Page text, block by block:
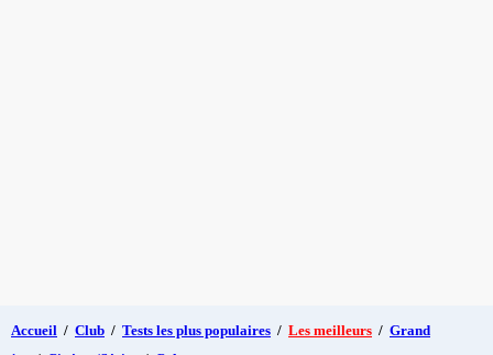
Accueil / Club / Tests les plus populaires / Les meilleurs / Grand